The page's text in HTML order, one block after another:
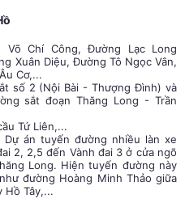
Võ Chí Công, Đường Lạc Long
Xuân Diệu, Đường Tô Ngọc Vân,
Cơ,...
số 2 (Nội Bài - Thượng Đình) và
sắt đoạn Thăng Long - Trần
Tứ Liên,...
án tuyến đường nhiều làn xe
2, 2,5 đến Vành đai 3 ở cửa ngõ
Long. Hiện tuyến đường này
đường Hoàng Minh Thảo giữa
Hồ Tây,...